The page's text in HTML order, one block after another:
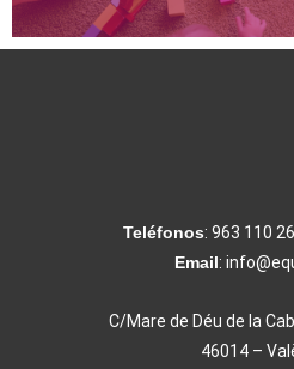
Teléfonos: 963 110
Email:
C/Mare de Déu de la
46014 –